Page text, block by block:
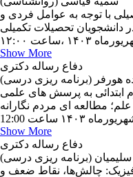
با توجه به عوامل فردی و
تحصیلات تکمیلی
Show More
دفاع رساله دکتری
هورفر (برنامه ریزی درسی)
ابتدائی به پرسش های علمی
مطالعه ای مردم نگارانه
Show More
دفاع رساله دکتری
سلیمیان (برنامه ریزی درسی)
چالش‌ها، نقاط ضعف و